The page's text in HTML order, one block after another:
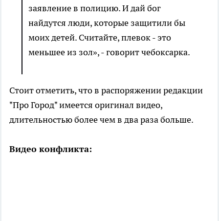
заявление в полицию. И дай бог
найдутся люди, которые защитили бы
моих детей. Считайте, плевок - это
меньшее из зол», - говорит чебоксарка.
Стоит отметить, что в распоряжении редакции
"Про Город" имеется оригинал видео,
длительностью более чем в два раза больше.
Видео конфликта: